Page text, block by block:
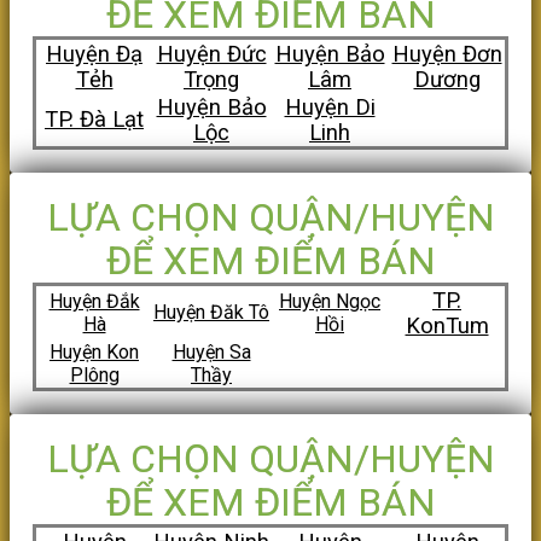
ĐỂ XEM ĐIỂM BÁN
Huyện Đạ
Tẻh
Huyện Đức
Trọng
Huyện Bảo
Lâm
Huyện Đơn
Dương
TP. Đà Lạt
Huyện Bảo
Lộc
Huyện Di
Linh
LỰA CHỌN QUẬN/HUYỆN
ĐỂ XEM ĐIỂM BÁN
Huyện Đắk
Hà
Huyện Đăk Tô Huyện Ngọc
Hồi
TP.
KonTum
Huyện Kon
Plông
Huyện Sa
Thầy
LỰA CHỌN QUẬN/HUYỆN
ĐỂ XEM ĐIỂM BÁN